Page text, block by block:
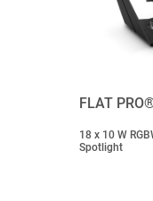
FLAT
18 x 10 W
Spotlight